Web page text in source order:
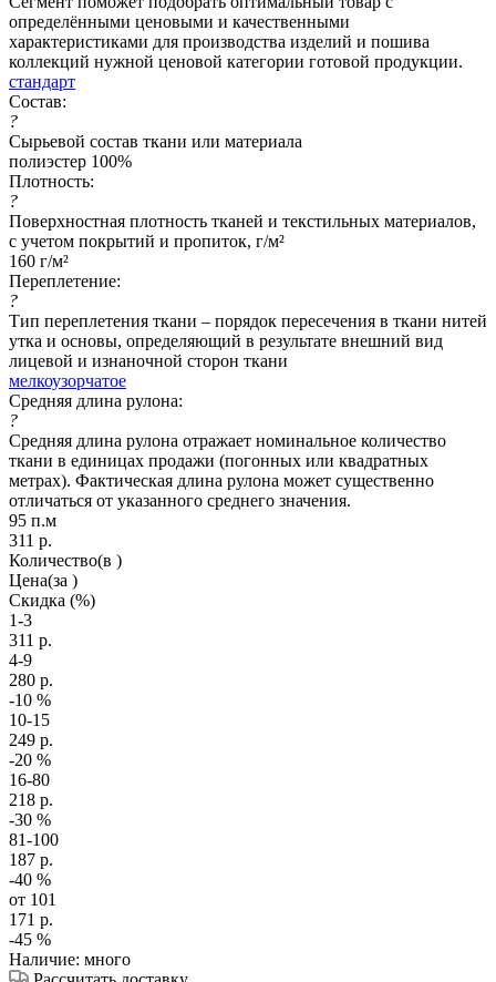
определёнными ценовыми и качественными
характеристиками для производства изделий и пошива
коллекций нужной ценовой категории готовой продукции.
стандарт
Состав:
?
Сырьевой состав ткани или материала
полиэстер 100%
Плотность:
?
Поверхностная плотность тканей и текстильных материалов,
с учетом покрытий и пропиток, г/м²
160 г/м²
Переплетение:
?
Тип переплетения ткани – порядок пересечения в ткани нитей
утка и основы, определяющий в результате внешний вид
лицевой и изнаночной сторон ткани
мелкоузорчатое
Средняя длина рулона:
?
Средняя длина рулона отражает номинальное количество
ткани в единицах продажи (погонных или квадратных
метрах). Фактическая длина рулона может существенно
отличаться от указанного среднего значения.
95 п.м
311 р.
Количество(в )
Цена(за )
Скидка (%)
1-3
311 р.
4-9
280 р.
-10 %
10-15
249 р.
-20 %
16-80
218 р.
-30 %
81-100
187 р.
-40 %
от 101
171 р.
-45 %
Наличие: много